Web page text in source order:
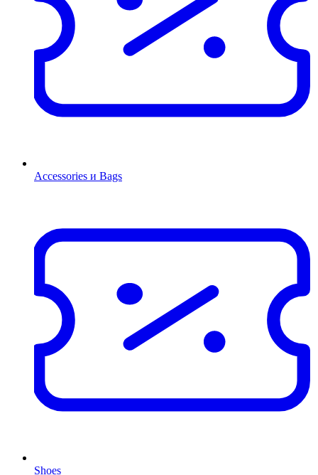
Accessories и Bags
Shoes